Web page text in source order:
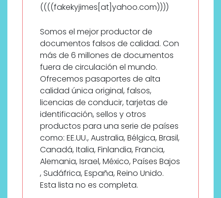
((((fakekyjimes[at]yahoo.com))))
Somos el mejor productor de
documentos falsos de calidad. Con
más de 6 millones de documentos
fuera de circulación el mundo.
Ofrecemos pasaportes de alta
calidad única original, falsos,
licencias de conducir, tarjetas de
identificación, sellos y otros
productos para una serie de países
como: EE.UU., Australia, Bélgica, Brasil,
Canadá, Italia, Finlandia, Francia,
Alemania, Israel, México, Países Bajos
, Sudáfrica, España, Reino Unido.
Esta lista no es completa.